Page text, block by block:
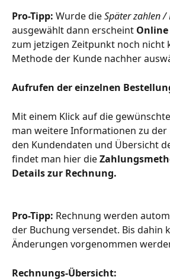
Pro-Tipp: Wurde die Später zahlen /
ausgewählt dann erscheint
zum jetzigen Zeitpunkt noch nicht
Methode der Kunde nachher
Aufrufen der einzelnen
Mit einem Klick auf die
man weitere Informationen zu der
den Kundendaten und Übersicht
findet man hier die
Details zur Rechnung.
Pro-Tipp: Rechnung werden
der Buchung versendet. Bis dahin
Änderungen vorgenommen
Rechnungs-Übersicht: